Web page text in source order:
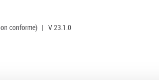
conforme) | V 23.1.0